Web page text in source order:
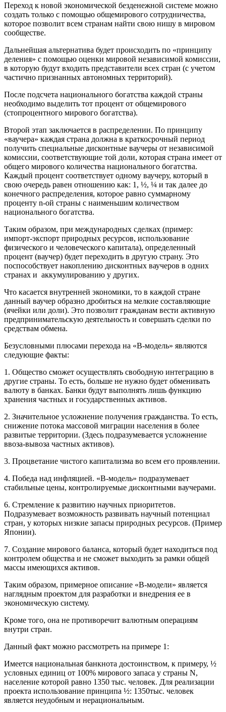
Переход к новой экономической безденежной системе можно
создать только с помощью общемирового сотрудничества,
которое позволит всем странам найти свою нишу в мировом
сообществе.
Дальнейшая альтернатива будет происходить по «принципу
деления» с помощью оценки мировой независимой комиссии,
в которую будут входить представители всех стран (с учетом
частично признанных автономных территорий).
После подсчета национального богатства каждой страны
необходимо выделить тот процент от общемирового
(стопроцентного мирового богатства).
Второй этап заключается в распределении. По принципу
«ваучера» каждая страна должна в краткосрочный период
получить специальные дисконтные ваучеры от независимой
комиссии, соответствующие той доли, которая страна имеет от
общего мирового количества национального богатства.
Каждый процент соответствует одному ваучеру, который в
свою очередь равен отношению как: 1, ½, ¼ и так далее до
конечного распределения, которое равно суммарному
проценту n-ой страны с наименьшим количеством
национального богатства.
Таким образом, при международных сделках (пример:
импорт-экспорт природных ресурсов, использование
физического и человеческого капитала), определенный
процент (ваучер) будет переходить в другую страну. Это
поспособствует накоплению дисконтных ваучеров в одних
странах и аккумулированию у других.
Что касается внутренней экономики, то в каждой стране
данный ваучер образно дробиться на мелкие составляющие
(ячейки или доли). Это позволит гражданам вести активную
предпринимательскую деятельность и совершать сделки по
средствам обмена.
Безусловными плюсами перехода на «В-модель» являются
следующие факты:
1. Общество сможет осуществлять свободную интеграцию в
другие страны. То есть, больше не нужно будет обменивать
валюту в банках. Банки будут выполнять лишь функцию
хранения частных и государственных активов.
2. Значительное усложнение получения гражданства. То есть,
снижение потока массовой миграции населения в более
развитые территории. (Здесь подразумевается усложнение
ввоза-вывоза частных активов).
3. Процветание чистого капитализма во всем его проявлении.
4. Победа над инфляцией. «В-модель» подразумевает
стабильные цены, контролируемые дисконтными ваучерами.
6. Стремление к развитию научных приоритетов.
Подразумевает возможность развивать научный потенциал
стран, у которых низкие запасы природных ресурсов. (Пример
Японии).
7. Создание мирового баланса, который будет находиться под
контролем общества и не сможет выходить за рамки общей
массы имеющихся активов.
Таким образом, примерное описание «В-модели» является
наглядным проектом для разработки и внедрения ее в
экономическую систему.
Кроме того, она не противоречит валютным операциям
внутри стран.
Данный факт можно рассмотреть на примере 1:
Имеется национальная банкнота достоинством, к примеру, ½
условных единиц от 100% мирового запаса у страны N,
население которой равно 1350 тыс. человек. Для реализации
проекта использование принципа ½: 1350тыс. человек
является неудобным и нерациональным.